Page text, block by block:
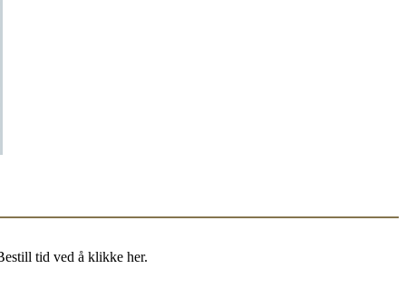
tid ved å klikke her.